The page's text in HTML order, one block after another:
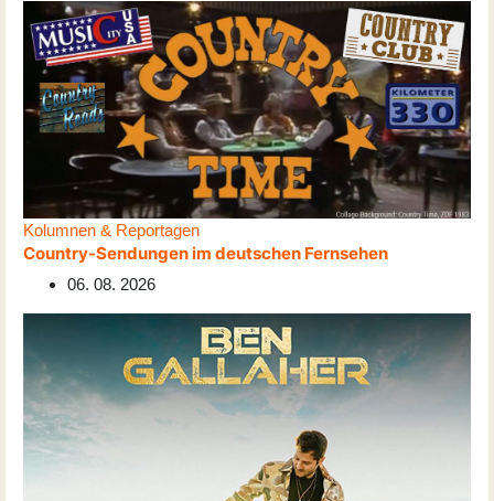
Kolumnen & Reportagen
Country-Sendungen im deutschen Fernsehen
06. 08. 2026